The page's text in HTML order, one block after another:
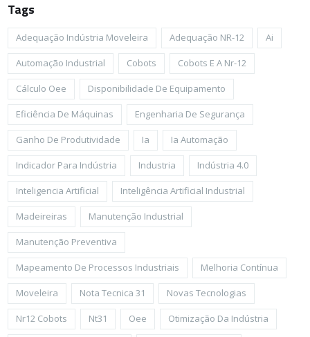
Tags
Adequação Indústria Moveleira Adequação NR-12 Ai
Automação Industrial Cobots Cobots E A Nr-12
Cálculo Oee Disponibilidade De Equipamento
Eficiência De Máquinas Engenharia De Segurança
Ganho De Produtividade Ia Ia Automação
Indicador Para Indústria Industria Indústria 4.0
Inteligencia Artificial Inteligência Artificial Industrial
Madeireiras Manutenção Industrial
Manutenção Preventiva
Mapeamento De Processos Industriais Melhoria Contínua
Moveleira Nota Tecnica 31 Novas Tecnologias
Nr12 Cobots Nt31 Oee Otimização Da Indústria